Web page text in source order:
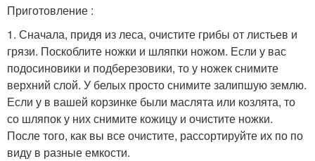
Приготовление :
1. Сначала, придя из леса, очистите грибы от листьев и
грязи. Поскоблите ножки и шляпки ножом. Если у вас
подосиновики и подберезовики, то у ножек снимите
верхний слой. У белых просто снимите залипшую землю.
Если у в вашей корзинке были маслята или козлята, то
со шляпок у них снимите кожицу и очистите ножки.
После того, как вы все очистите, рассортируйте их по по
виду в разные емкости.